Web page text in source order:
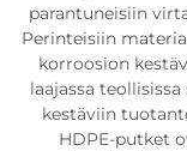
parantuneisiin
Perinteisiin
korroosion
laajassa
kestäviin
HDPE-putket